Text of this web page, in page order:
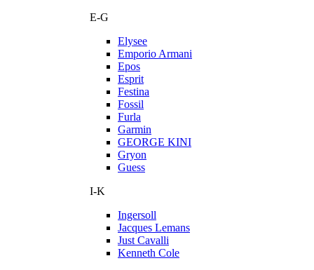
E-G
Elysee
Emporio Armani
Epos
Esprit
Festina
Fossil
Furla
Garmin
GEORGE KINI
Gryon
Guess
I-K
Ingersoll
Jacques Lemans
Just Cavalli
Kenneth Cole